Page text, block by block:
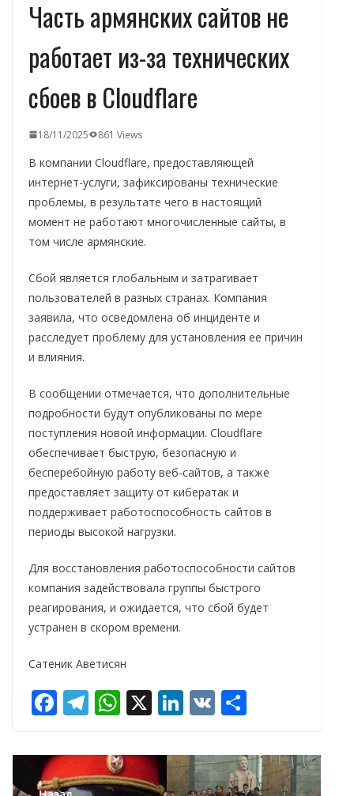
Часть армянских сайтов не
работает из-за технических
сбоев в Cloudflare
18/11/2025 861 Views
В компании Cloudflare, предоставляющей
интернет-услуги, зафиксированы технические
проблемы, в результате чего в настоящий
момент не работают многочисленные сайты, в
том числе армянские.
Сбой является глобальным и затрагивает
пользователей в разных странах. Компания
заявила, что осведомлена об инциденте и
расследует проблему для установления ее причин
и влияния.
В сообщении отмечается, что дополнительные
подробности будут опубликованы по мере
поступления новой информации. Cloudflare
обеспечивает быструю, безопасную и
бесперебойную работу веб-сайтов, а также
предоставляет защиту от кибератак и
поддерживает работоспособность сайтов в
периоды высокой нагрузки.
Для восстановления работоспособности сайтов
компания задействовала группы быстрого
реагирования, и ожидается, что сбой будет
устранен в скором времени.
Сатеник Аветисян
F
e
b
T
e
gr
W
at
s
X Li
k
e
V
п
р